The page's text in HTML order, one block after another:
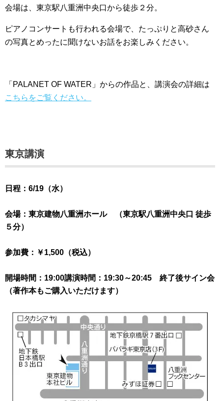
会場は、東京駅八重洲中央口から徒歩２分。
ピアノコンサートも行われる会場で、たっぷりと高砂さん
の写真とめったに聞けないお話をお楽しみください。
「PALANET OF WATER」からの作品と、講演会の詳細は
こちらをご覧ください。
東京講演
日程：6/19（水）
会場：東京建物八重洲ホール（東京駅八重洲中央口 徒歩
５分）
参加費：￥1,500（税込）
開場時間：19:00講演時間：19:30～20:45 終了後サイン会
（著作本もご購入いただけます）